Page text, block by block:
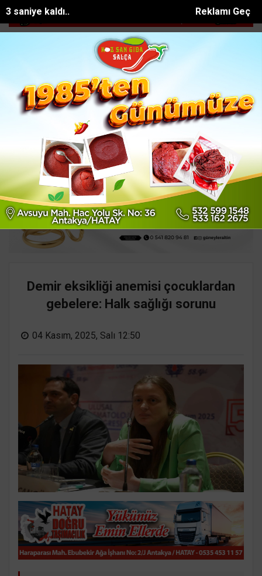
Reklamı Geç
2 saniye kaldı..
bulunan Eyüp Can davası sürüyor
Ana Sayfa SAĞLIK
Demir eksikliği anemisi çocuklardan
gebelere: Halk sağlığı sorunu
04 Kasım, 2025, Salı 12:50